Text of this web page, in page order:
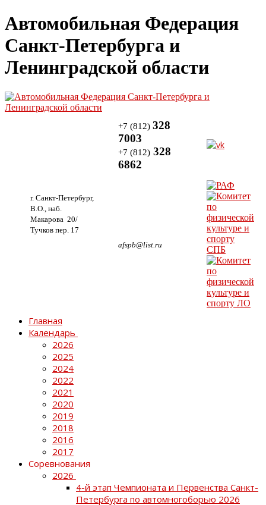
Автомобильная Федерация
Санкт-Петербурга и
Ленинградской области
г. Санкт-Петербург,
В.О., наб.
Макарова 20/
Тучков пер. 17
+7 (812) 328
7003
+7 (812) 328
6862
afspb@list.ru
Главная
Календарь
2026
2025
2024
2022
2021
2020
2019
2018
2016
2017
Соревнования
2026
4-й этап Чемпионата и Первенства Санкт-
Петербурга по автомногоборью 2026